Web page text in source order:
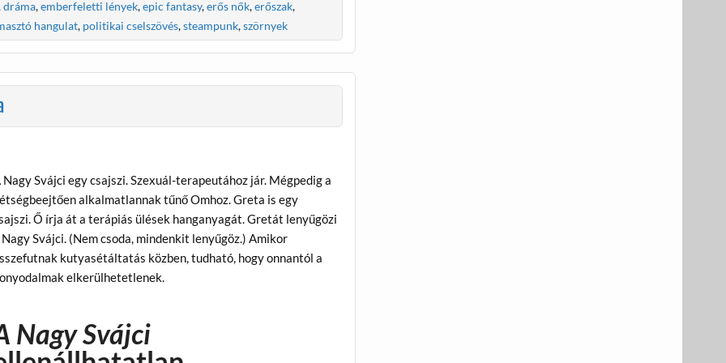
dráma,emberfeletti lények,epic fantasy,erős nők,erőszak,
hangulat, politikai cselszövés,steampunk,szörnyek
Nagy Svájci egy csajszi. Szexuál-terapeutához jár. Mégpedig a
alkalmatlannak tűnő Omhoz. Greta is egy
Ő írja át a terápiás ülések hanganyagát. Gretát lenyűgözi
Nagy Svájci. (Nem csoda, mindenkit lenyűgöz.) Amikor
kutyasétáltatás közben, tudható, hogy onnantól a
elkerülhetetlenek.
Nagy Svájci